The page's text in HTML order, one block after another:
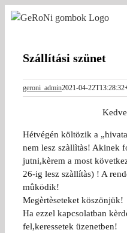
Kihagyás
Szállítási szünet
geroni_admin2021-04-
Hétvégén költözik a
nem lesz szàllìtàs! Akinek
jutni,kèrem a most
26-ig lesz szàllítàs) ! A
mûködik!
Megèrtèseteket köszönjük!
Ha ezzel kapcsolatban
fel,keressetek üzenetben!